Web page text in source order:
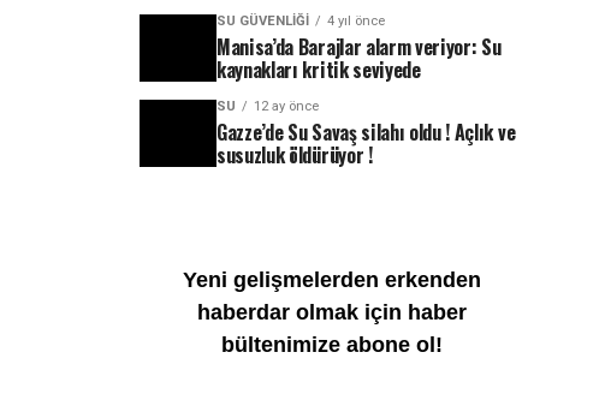
SU GÜVENLIĞI 4 yıl önce
Manisa’da Barajlar alarm veriyor: Su
kaynakları kritik seviyede
SU 12 ay önce
Gazze’de Su Savaş silahı oldu ! Açlık ve
susuzluk öldürüyor !
Yeni gelişmelerden erkenden
haberdar olmak için haber
bültenimize abone ol!